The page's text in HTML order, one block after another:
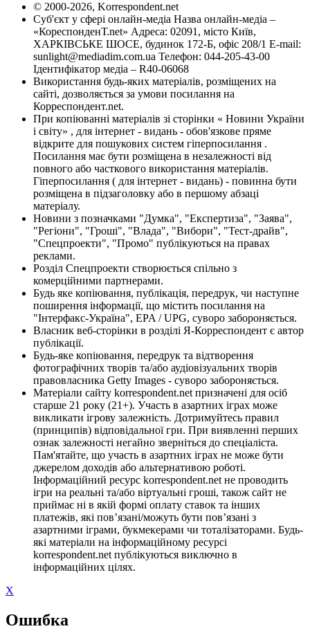
© 2000-2026, Korrespondent.net
Суб'єкт у сфері онлайн-медіа Назва онлайн-медіа –
«КореспонденТ.net» Адреса: 02091, місто Київ,
ХАРКІВСЬКЕ ШОСЕ, будинок 172-Б, офіс 208/1 E-mail:
sunlight@mediadim.com.ua Телефон: 044-205-43-00
Ідентифікатор медіа – R40-06068
Використання будь-яких матеріалів, розміщених на
сайті, дозволяється за умови посилання на
Корреспондент.net.
При копіюванні матеріалів зі сторінки « Новини України
і світу» , для інтернет - видань - обов'язкове пряме
відкрите для пошукових систем гіперпосилання .
Посилання має бути розміщена в незалежності від
повного або часткового використання матеріалів.
Гіперпосилання ( для інтернет - видань) - повинна бути
розміщена в підзаголовку або в першому абзаці
матеріалу.
Новини з позначками "Думка", "Експертиза", "Заява",
"Регіони", "Гроші", "Влада", "Вибори", "Тест-драйв",
"Спецпроекти", "Промо" публікуються на правах
реклами.
Розділ Спецпроекти створюється спільно з
комерційними партнерами.
Будь яке копіювання, публікація, передрук, чи наступне
поширення інформації, що містить посилання на
"Інтерфакс-Україна", EPA / UPG, суворо забороняється.
Власник веб-сторінки в розділі Я-Корреспондент є автор
публікації.
Будь-яке копіювання, передрук та відтворення
фотографічних творів та/або аудіовізуальних творів
правовласника Getty Images - суворо забороняється.
Матеріали сайту korrespondent.net призначені для осіб
старше 21 року (21+). Участь в азартних іграх може
викликати ігрову залежність. Дотримуйтесь правил
(принципів) відповідальної гри. При виявленні перших
ознак залежності негайно зверніться до спеціаліста.
Пам'ятайте, що участь в азартних іграх не може бути
джерелом доходів або альтернативою роботі.
Інформаційний ресурс korrespondent.net не проводить
ігри на реальні та/або віртуальні гроші, також сайт не
приймає ні в якій формі оплату ставок та інших
платежів, які пов’язані/можуть бути пов’язані з
азартними іграми, букмекерами чи тоталізаторами. Будь-
які матеріали на інформаційному ресурсі
korrespondent.net публікуються виключно в
інформаційних цілях.
X
Ошибка